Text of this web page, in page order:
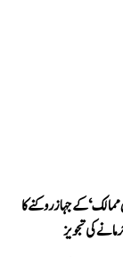
کے جہاز روکنے کا
کی تجویز